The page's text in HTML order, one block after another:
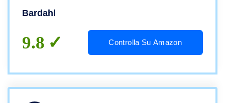
Bardahl
9.8 Controlla Su Amazon